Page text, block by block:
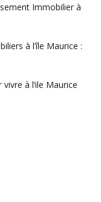
Immobilier à
à l’île Maurice :
à l’ile Maurice